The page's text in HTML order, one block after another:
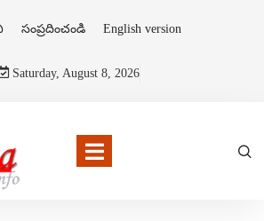
సంప్రదించండి English version
Saturday, August 8, 2026